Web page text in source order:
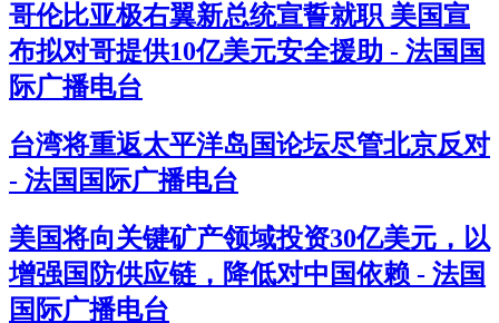
哥伦比亚极右翼新总统宣誓就职 美国宣
布拟对哥提供10亿美元安全援助 - 法国国
际广播电台
台湾将重返太平洋岛国论坛尽管北京反对
- 法国国际广播电台
美国将向关键矿产领域投资30亿美元，以
增强国防供应链，降低对中国依赖 - 法国
国际广播电台